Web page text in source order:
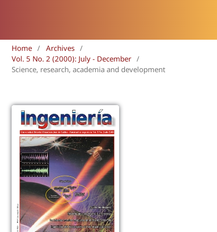
Home / Archives /
Vol. 5 No. 2 (2000): July - December /
Science, research, academia and development